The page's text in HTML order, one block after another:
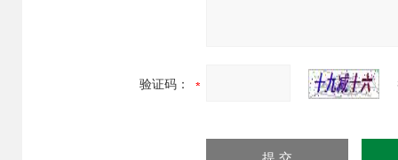
验证码：